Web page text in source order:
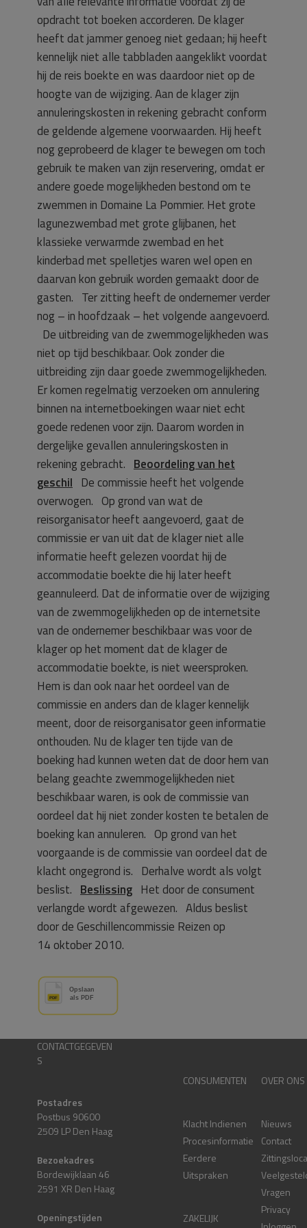
opdracht tot boeken accorderen. De klager
heeft dat jammer genoeg niet gedaan; hij heeft
kennelijk niet alle tabbladen aangeklikt voordat
hij de reis boekte en was daardoor niet op de
hoogte van de wijziging. Aan de klager zijn
annuleringskosten in rekening gebracht conform
de geldende algemene voorwaarden. Hij heeft
nog geprobeerd de klager te bewegen om toch
gebruik te maken van zijn reservering, omdat er
andere goede mogelijkheden bestond om te
zwemmen in Domaine La Pommier. Het grote
lagunezwembad met grote glijbanen, het
klassieke verwarmde zwembad en het
kinderbad met spelletjes waren wel open en
daarvan kon gebruik worden gemaakt door de
gasten. Ter zitting heeft de ondernemer verder
nog – in hoofdzaak – het volgende aangevoerd.
De uitbreiding van de zwemmogelijkheden was
niet op tijd beschikbaar. Ook zonder die
uitbreiding zijn daar goede zwemmogelijkheden.
Er komen regelmatig verzoeken om annulering
binnen na internetboekingen waar niet echt
goede redenen voor zijn. Daarom worden in
dergelijke gevallen annuleringskosten in
rekening gebracht. Beoordeling van het
geschil De commissie heeft het volgende
overwogen. Op grond van wat de
reisorganisator heeft aangevoerd, gaat de
commissie er van uit dat de klager niet alle
informatie heeft gelezen voordat hij de
accommodatie boekte die hij later heeft
geannuleerd. Dat de informatie over de wijziging
van de zwemmogelijkheden op de internetsite
van de ondernemer beschikbaar was voor de
klager op het moment dat de klager de
accommodatie boekte, is niet weersproken.
Hem is dan ook naar het oordeel van de
commissie en anders dan de klager kennelijk
meent, door de reisorganisator geen informatie
onthouden. Nu de klager ten tijde van de
boeking had kunnen weten dat de door hem van
belang geachte zwemmogelijkheden niet
beschikbaar waren, is ook de commissie van
oordeel dat hij niet zonder kosten te betalen de
boeking kan annuleren. Op grond van het
voorgaande is de commissie van oordeel dat de
klacht ongegrond is. Derhalve wordt als volgt
beslist. Beslissing Het door de consument
verlangde wordt afgewezen. Aldus beslist
door de Geschillencommissie Reizen op
14 oktober 2010.
CONTACTGEGEVEN
S
Postadres
Postbus 90600
2509 LP Den Haag
Bezoekadres
Bordewijklaan 46
2591 XR Den Haag
Openingstijden
CONSUMENTEN
Klacht Indienen
Procesinformatie
Eerdere
Uitspraken
ZAKELIJK
OVER ONS
Nieuws
Contact
Vragen
Privacy